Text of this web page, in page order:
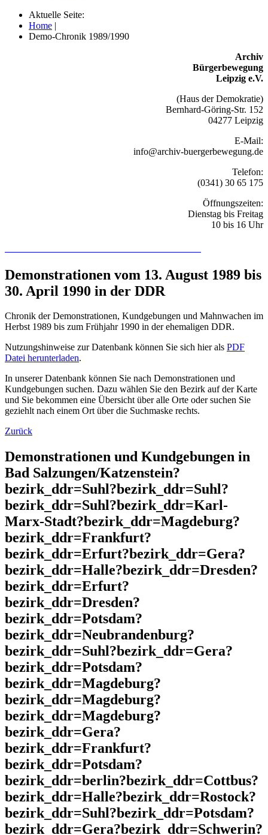
Aktuelle Seite:
Home |
Demo-Chronik 1989/1990
Archiv
Bürgerbewegung
Leipzig e.V.
(Haus der Demokratie)
Bernhard-Göring-Str. 152
04277 Leipzig
E-Mail:
info@archiv-buergerbewegung.de
Telefon:
(0341) 30 65 175
Öffnungszeiten:
Dienstag bis Freitag
10 bis 16 Uhr
Demonstrationen vom 13. August 1989 bis
30. April 1990 in der DDR
Chronik der Demonstrationen, Kundgebungen und Mahnwachen im
Herbst 1989 bis zum Frühjahr 1990 in der ehemaligen DDR.
Nutzungshinweise zur Datenbank können Sie sich hier als PDF
Datei herunterladen.
In unserer Datenbank können Sie nach Demonstrationen und
Kundgebungen suchen. Dazu wählen Sie den Bezirk auf der Karte
und Sie bekommen eine Übersicht über alle Orte oder suchen Sie
geziehlt nach einem Ort über die Suchmaske rechts.
Zurück
Demonstrationen und Kundgebungen in
Bad Salzungen/Katzenstein?
bezirk_ddr=Suhl?bezirk_ddr=Suhl?
bezirk_ddr=Suhl?bezirk_ddr=Karl-
Marx-Stadt?bezirk_ddr=Magdeburg?
bezirk_ddr=Frankfurt?
bezirk_ddr=Erfurt?bezirk_ddr=Gera?
bezirk_ddr=Halle?bezirk_ddr=Dresden?
bezirk_ddr=Erfurt?
bezirk_ddr=Dresden?
bezirk_ddr=Potsdam?
bezirk_ddr=Neubrandenburg?
bezirk_ddr=Suhl?bezirk_ddr=Gera?
bezirk_ddr=Potsdam?
bezirk_ddr=Magdeburg?
bezirk_ddr=Magdeburg?
bezirk_ddr=Magdeburg?
bezirk_ddr=Gera?
bezirk_ddr=Frankfurt?
bezirk_ddr=Potsdam?
bezirk_ddr=berlin?bezirk_ddr=Cottbus?
bezirk_ddr=Halle?bezirk_ddr=Rostock?
bezirk_ddr=Suhl?bezirk_ddr=Potsdam?
bezirk_ddr=Gera?bezirk_ddr=Schwerin?